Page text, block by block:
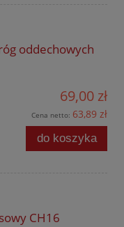
oddechowych
69,00 zł
Cena netto: 63,89 zł
do koszyka
CH16